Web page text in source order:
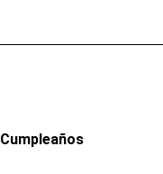
Cumpleaños